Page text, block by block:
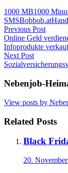
1000 MB1000
SMSBobbob.at
Post
navigation
Previous Post
Online Geld
Infoprodukte
Next Post
Nebenjob-
View posts by
Related Posts
Black
20.